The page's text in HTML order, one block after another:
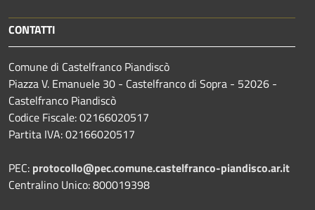
CONTATTI
Comune di Castelfranco Piandiscò
Piazza V. Emanuele 30 - Castelfranco di Sopra - 52026 -
Castelfranco Piandiscò
Codice Fiscale: 02166020517
Partita IVA: 02166020517
PEC: protocollo@pec.comune.castelfranco-piandisco.ar.it
Centralino Unico: 800019398